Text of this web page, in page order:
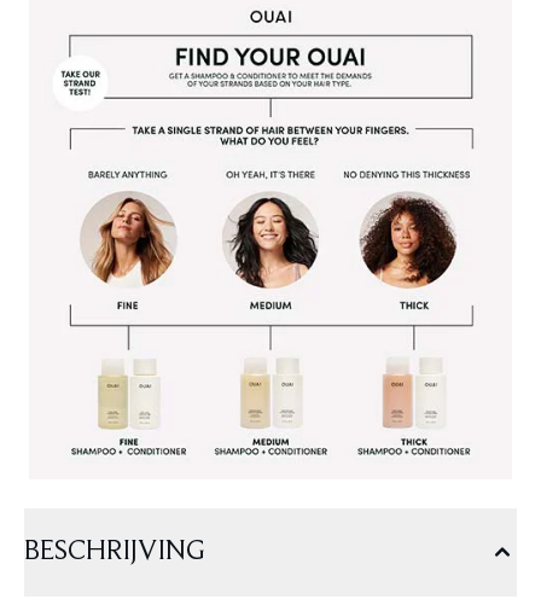
BESCHRIJVING